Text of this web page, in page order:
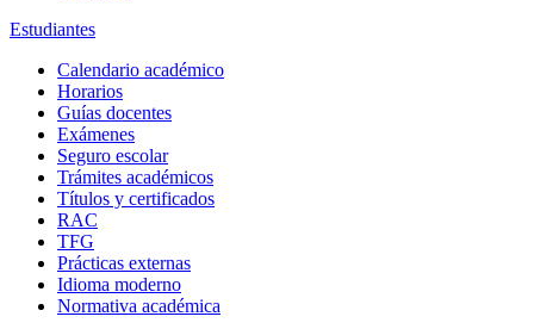
Estudiantes
Calendario académico
Horarios
Guías docentes
Exámenes
Seguro escolar
Trámites académicos
Títulos y certificados
RAC
TFG
Prácticas externas
Idioma moderno
Normativa académica